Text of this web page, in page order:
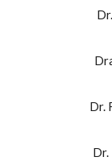
Dr.
Dr.